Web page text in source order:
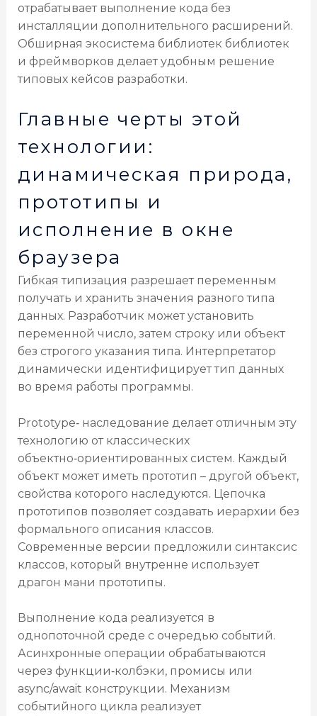
отрабатывает выполнение кода без
инсталляции дополнительного расширений.
Обширная экосистема библиотек библиотек
и фреймворков делает удобным решение
типовых кейсов разработки.
Главные черты этой
технологии:
динамическая природа,
прототипы и
исполнение в окне
браузера
Гибкая типизация разрешает переменным
получать и хранить значения разного типа
данных. Разработчик может установить
переменной число, затем строку или объект
без строгого указания типа. Интерпретатор
динамически идентифицирует тип данных
во время работы программы.
Prototype‑ наследование делает отличным эту
технологию от классических
объектно‑ориентированных систем. Каждый
объект может иметь прототип – другой объект,
свойства которого наследуются. Цепочка
прототипов позволяет создавать иерархии без
формального описания классов.
Современные версии предложили синтаксис
классов, который внутренне использует
драгон мани прототипы.
Выполнение кода реализуется в
однопоточной среде с очередью событий.
Асинхронные операции обрабатываются
через функции‑колбэки, промисы или
async/await конструкции. Механизм
событийного цикла реализует